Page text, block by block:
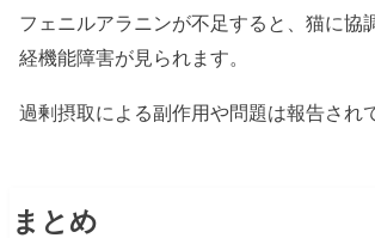
フェニルアラニンが不足すると、猫に協
経機能障害が見られます。
過剰摂取による副作用や問題は報告され
まとめ